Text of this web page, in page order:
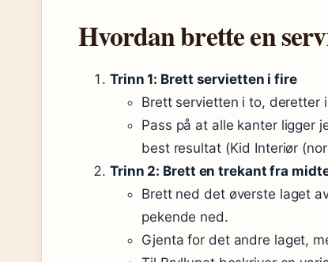
Hvordan brette en
Trinn 1: Brett servietten i fire
Brett servietten i to, deretter
Pass på at alle kanter ligger
best resultat (Kid Interiør
Trinn 2: Brett en trekant fra
Brett ned det øverste laget
pekende ned.
Gjenta for det andre laget,